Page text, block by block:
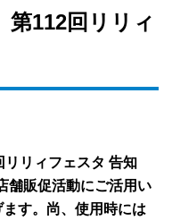
第112回リリィ
リリィフェスタ 告知
舗販促活動にご活用い
す。尚、使用時には